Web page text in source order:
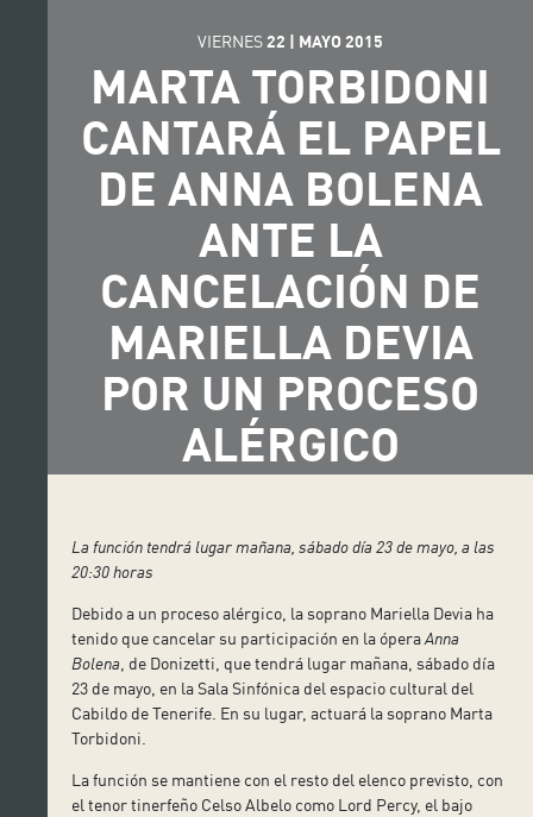
VIERNES 22 | MAYO 2015
MARTA TORBIDONI
CANTARÁ EL PAPEL
DE ANNA BOLENA
ANTE LA
CANCELACIÓN DE
MARIELLA DEVIA
POR UN PROCESO
ALÉRGICO
La función tendrá lugar mañana, sábado día 23 de mayo, a las
20:30 horas
Debido a un proceso alérgico, la soprano Mariella Devia ha
tenido que cancelar su participación en la óperaAnna
Bolena , de Donizetti, que tendrá lugar mañana, sábado día
23 de mayo, en la Sala Sinfónica del espacio cultural del
Cabildo de Tenerife. En su lugar, actuará la soprano Marta
Torbidoni.
La función se mantiene con el resto del elenco previsto, con
el tenor tinerfeño Celso Albelo como Lord Percy, el bajo